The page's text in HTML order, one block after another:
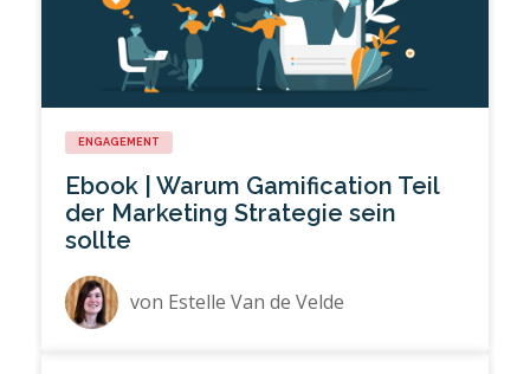
ENGAGEMENT
Ebook | Warum Gamification Teil
der Marketing Strategie sein
sollte
von Estelle Van de Velde